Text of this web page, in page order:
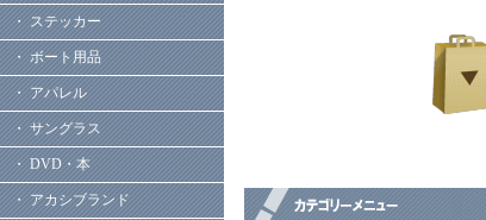
・ ステッカー
・ ボート用品
・ アパレル
・ サングラス
・ DVD・本
・ アカシブランド